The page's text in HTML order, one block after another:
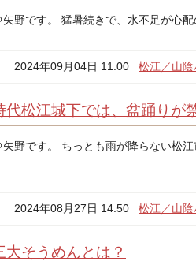
矢野です。 猛暑続きで、水不足が心
2024年09月04日 11:00 松江／山
代松江城下では、盆踊りが
矢野です。 ちっとも雨が降らない松
2024年08月27日 14:50 松江／山
大そうめんとは？